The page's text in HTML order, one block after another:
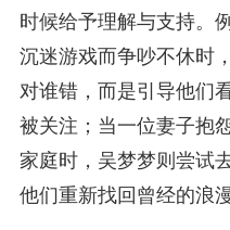
时候给予理解与支持。
沉迷游戏而争吵不休时
对谁错，而是引导他们
被关注；当一位妻子抱
家庭时，吴梦梦则尝试
他们重新找回曾经的浪漫